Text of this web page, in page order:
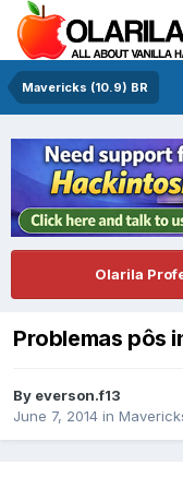
Mavericks (10.9) BR
Olarila
Problemas pôs
By everson.f13
June 7, 2014 in